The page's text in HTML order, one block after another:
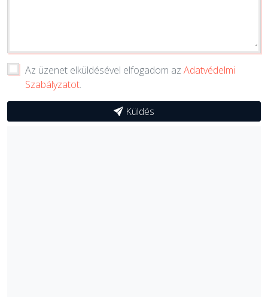
Az üzenet elküldésével elfogadom az Adatvédelmi
Szabályzatot.
Küldés